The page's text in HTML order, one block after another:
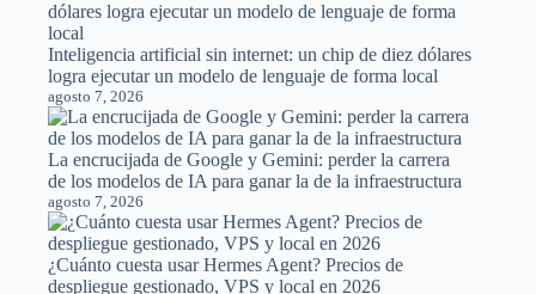
Inteligencia artificial sin internet: un chip de diez dólares
logra ejecutar un modelo de lenguaje de forma local
agosto 7, 2026
La encrucijada de Google y Gemini: perder la carrera
de los modelos de IA para ganar la de la infraestructura
agosto 7, 2026
¿Cuánto cuesta usar Hermes Agent? Precios de
despliegue gestionado, VPS y local en 2026